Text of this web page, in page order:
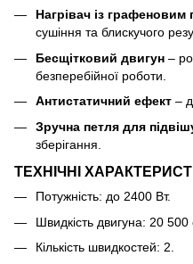
Нагрівач із графеновим
сушіння та блискучого
Бесщітковий двигун –
безперебійної роботи.
Антистатичний ефект –
Зручна петля для
зберігання.
ТЕХНІЧНІ
Потужність: до 2400 Вт.
Швидкість двигуна: 20 500
Кількість швидкостей: 2.